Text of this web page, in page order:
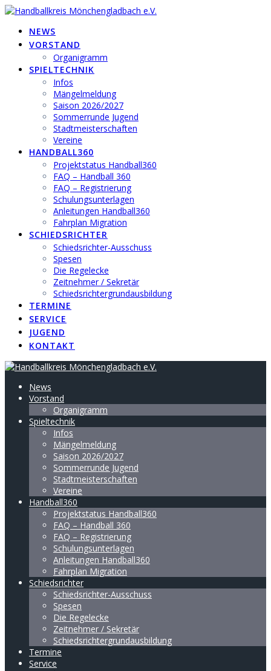
Zum
springenNEWS
VORSTAND
Organigramm
SPIELTECHNIK
Infos
Mängelmeldung
Saison 2026/2027
Sommerrunde Jugend
Stadtmeisterschaften
Vereine
HANDBALL360
Projektstatus Handball360
FAQ – Handball 360
FAQ – Registrierung
Schulungsunterlagen
Anleitungen Handball360
Fahrplan Migration
SCHIEDSRICHTER
Schiedsrichter-Ausschuss
Spesen
Die Regelecke
Zeitnehmer / Sekretär
Schiedsrichtergrundausbildung
TERMINE
SERVICE
JUGEND
KONTAKT
News
Vorstand
Organigramm
Spieltechnik
Infos
Mängelmeldung
Saison 2026/2027
Sommerrunde Jugend
Stadtmeisterschaften
Vereine
Handball360
Projektstatus Handball360
FAQ – Handball 360
FAQ – Registrierung
Schulungsunterlagen
Anleitungen Handball360
Fahrplan Migration
Schiedsrichter
Schiedsrichter-Ausschuss
Spesen
Die Regelecke
Zeitnehmer / Sekretär
Schiedsrichtergrundausbildung
Termine
Service